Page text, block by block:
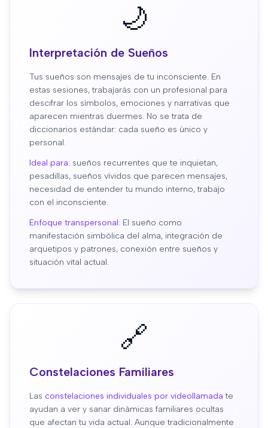
🌙
Interpretación de Sueños
Tus sueños son mensajes de tu inconsciente. En
estas sesiones, trabajarás con un profesional para
descifrar los símbolos, emociones y narrativas que
aparecen mientras duermes. No se trata de
diccionarios estándar: cada sueño es único y
personal.
Ideal para: sueños recurrentes que te inquietan,
pesadillas, sueños vívidos que parecen mensajes,
necesidad de entender tu mundo interno, trabajo
con el inconsciente.
Enfoque transpersonal: El sueño como
manifestación simbólica del alma, integración de
arquetipos y patrones, conexión entre sueños y
situación vital actual.
🔗
Constelaciones Familiares
Las constelaciones individuales por videollamada te
ayudan a ver y sanar dinámicas familiares ocultas
que afectan tu vida actual. Aunque tradicionalmente